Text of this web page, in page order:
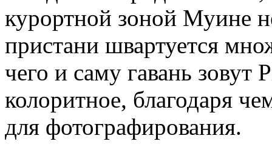
курортной зоной Муине
пристани швартуется
чего и саму гавань
колоритное, благодаря
для фотографирования.